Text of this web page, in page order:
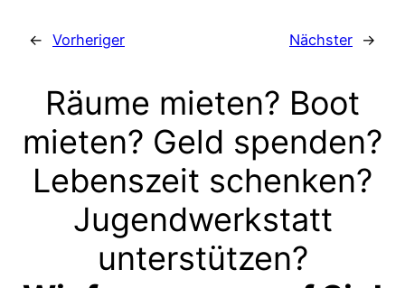
← Vorheriger Nächster →
Räume mieten? Boot
mieten? Geld spenden?
Lebenszeit schenken?
Jugendwerkstatt
unterstützen?